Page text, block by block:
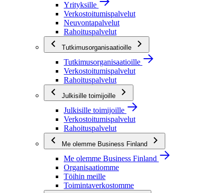
Yrityksille
Verkostoitumispalvelut
Neuvontapalvelut
Rahoituspalvelut
Tutkimusorganisaatioille
Tutkimusorganisaatioille
Verkostoitumispalvelut
Rahoituspalvelut
Julkisille toimijoille
Julkisille toimijoille
Verkostoitumispalvelut
Rahoituspalvelut
Me olemme Business Finland
Me olemme Business Finland
Organisaatiomme
Töihin meille
Toimintaverkostomme